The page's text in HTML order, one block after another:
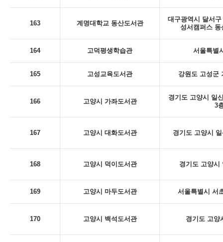
163 계명대학교 동산도서관
대구광역시 달서
성서캠퍼스 동
164 고덕평생학습관 서울특별
165 고성교육도서관 강원도 고성군
166 고양시 가좌도서관
경기도 고양시 일
3
167 고양시 대화도서관 경기도 고양시
168 고양시 덕이도서관 경기도 고양시
169 고양시 마두도서관 서울특별시 서
170 고양시 백석도서관 경기도 고양